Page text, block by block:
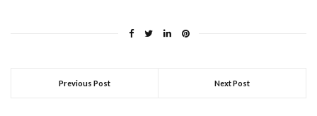
Previous Post Next Post